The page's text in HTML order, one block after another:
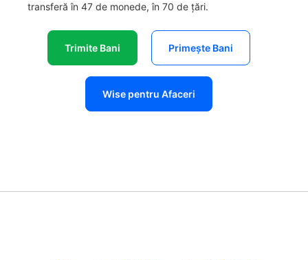
transferă în 47 de monede, în 70 de țări.
Trimite Bani Primește Bani
Wise pentru Afaceri